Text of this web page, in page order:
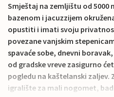
Smještaj na zemljištu od 5000
bazenom i jacuzzijem
opustiti i imati svoju
povezane vanjskim
spavaće sobe, dnevni
od gradske vreve zasigurno
pogledu na kaštelanski
igralište za mali nogomet,